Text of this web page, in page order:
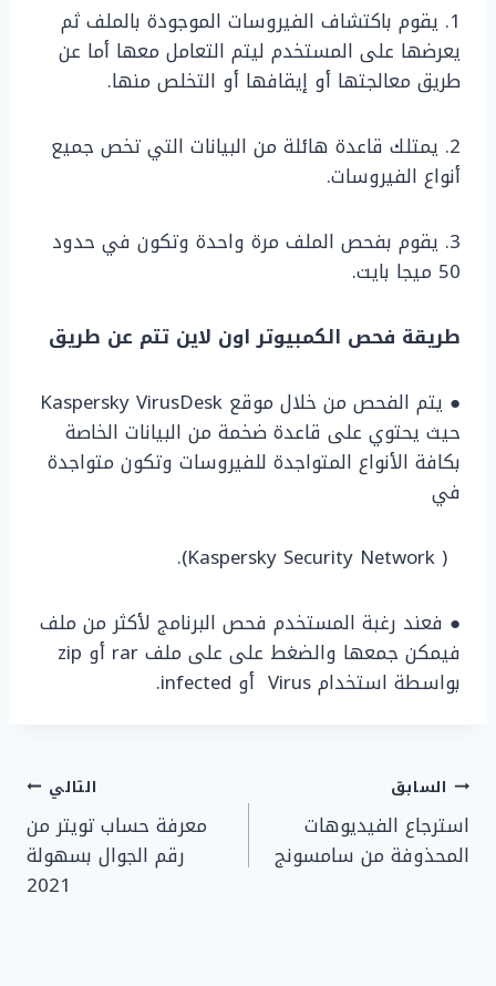
1. يقوم باكتشاف الفيروسات الموجودة بالملف ثم
يعرضها على المستخدم ليتم التعامل معها أما عن
طريق معالجتها أو إيقافها أو التخلص منها.
2. يمتلك قاعدة هائلة من البيانات التي تخص جميع
أنواع الفيروسات.
3. يقوم بفحص الملف مرة واحدة وتكون في حدود
50 ميجا بايت.
طريقة فحص الكمبيوتر اون لاين تتم عن طريق
● يتم الفحص من خلال موقع Kaspersky VirusDesk
حيث يحتوي على قاعدة ضخمة من البيانات الخاصة
بكافة الأنواع المتواجدة للفيروسات وتكون متواجدة
في
( Kaspersky Security Network).
● فعند رغبة المستخدم فحص البرنامج لأكثر من ملف
فيمكن جمعها والضغط على على ملف rar أو zip
بواسطة استخدام Virus أو infected.
تصفّح
المقالات
السابق
استرجاع الفيديوهات
المحذوفة من سامسونج
التالي
معرفة حساب تويتر من
رقم الجوال بسهولة
2021